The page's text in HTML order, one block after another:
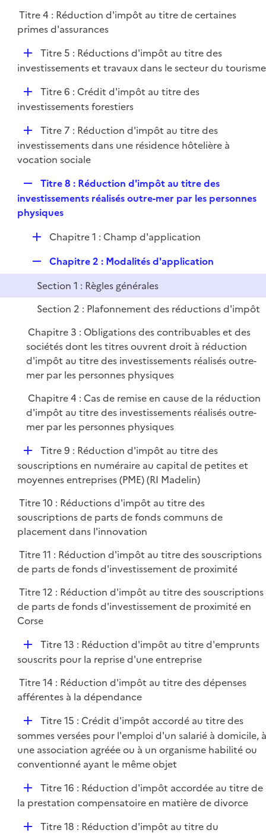
Titre 4 : Réduction d'impôt au titre de certaines
primes d'assurances
D
é
i
Titre 5 : Réductions d'impôt au titre des
investissements et travaux dans le secteur du tourisme
D
é
i
e
Titre 6 : Crédit d'impôt au titre des
investissements forestiers
D
é
p
e
r
Titre 7 : Réduction d'impôt au titre des
investissements dans une résidence hôtelière à
vocation sociale
e
p
i
Titre 8 : Réduction d'impôt au titre des
investissements réalisés outre-mer par les personnes
physiques
D
p
i
e
Chapitre 1 : Champ d'application
e
p
e
r
Chapitre 2 : Modalités d'application
Section 1 : Règles générales
Section 2 : Plafonnement des réductions d'impôt
Chapitre 3 : Obligations des contribuables et des
sociétés dont les titres ouvrent droit à réduction
d'impôt au titre des investissements réalisés outre-
mer par les personnes physiques
Chapitre 4 : Cas de remise en cause de la réduction
d'impôt au titre des investissements réalisés outre-
mer par les personnes physiques
D
é
p
i
e
r
Titre 9 : Réduction d'impôt au titre des
souscriptions en numéraire au capital de petites et
moyennes entreprises (PME) (RI Madelin)
Titre 10 : Réductions d'impôt au titre des
souscriptions de parts de fonds communs de
placement dans l'innovation
Titre 11 : Réduction d'impôt au titre des souscriptions
de parts de fonds d'investissement de proximité
Titre 12 : Réduction d'impôt au titre des souscriptions
de parts de fonds d'investissement de proximité en
Corse
D
é
l
i
Titre 13 : Réduction d'impôt au titre d'emprunts
souscrits pour la reprise d'une entreprise
Titre 14 : Réduction d'impôt au titre des dépenses
afférentes à la dépendance
D
é
p
l
r
Titre 15 : Crédit d'impôt accordé au titre des
sommes versées pour l'emploi d'un salarié à domicile, à
une association agréée ou à un organisme habilité ou
conventionné ayant le même objet
D
é
Titre 16 : Réduction d'impôt accordée au titre de
la prestation compensatoire en matière de divorce
DTitre 18 : Réduction d'impôt au titre du